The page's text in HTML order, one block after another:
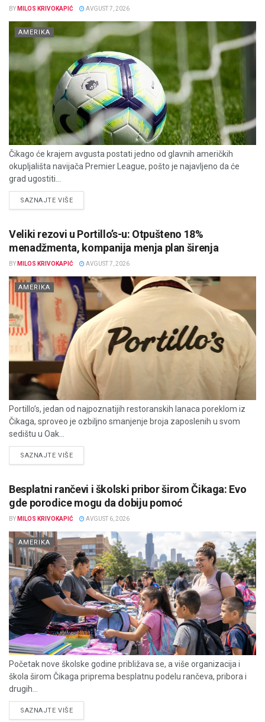
BY MILOS KRIVOKAPIĆ AVGUST 7, 2026
AMERIKA
Čikago će krajem avgusta postati jedno od glavnih američkih
okupljališta navijača Premier League, pošto je najavljeno da će
grad ugostiti...
SAZNAJTE VIŠEDETAILS
Veliki rezovi u Portillo’s-u: Otpušteno 18%
menadžmenta, kompanija menja plan širenja
BY MILOS KRIVOKAPIĆ AVGUST 7, 2026
AMERIKA
Portillo’s, jedan od najpoznatijih restoranskih lanaca poreklom iz
Čikaga, sproveo je ozbiljno smanjenje broja zaposlenih u svom
sedištu u Oak...
SAZNAJTE VIŠEDETAILS
Besplatni rančevi i školski pribor širom Čikaga: Evo
gde porodice mogu da dobiju pomoć
BY MILOS KRIVOKAPIĆ AVGUST 6, 2026
AMERIKA
Početak nove školske godine približava se, a više organizacija i
škola širom Čikaga priprema besplatnu podelu rančeva, pribora i
drugih...
SAZNAJTE VIŠEDETAILS